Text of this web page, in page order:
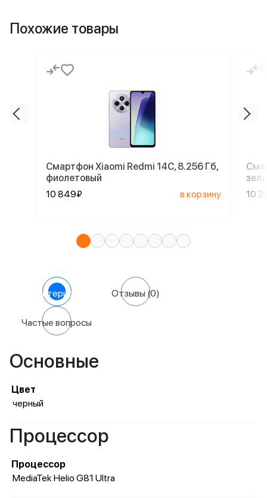
Похожие товары
Смартфон Xiaomi Redmi 14C, 8.256 Гб,
фиолетовый
10 849₽
в корзину
10
Характеристики Отзывы (0)
Частые вопросы
Основные
Цвет
черный
Процессор
Процессор
MediaTek Helio G81 Ultra